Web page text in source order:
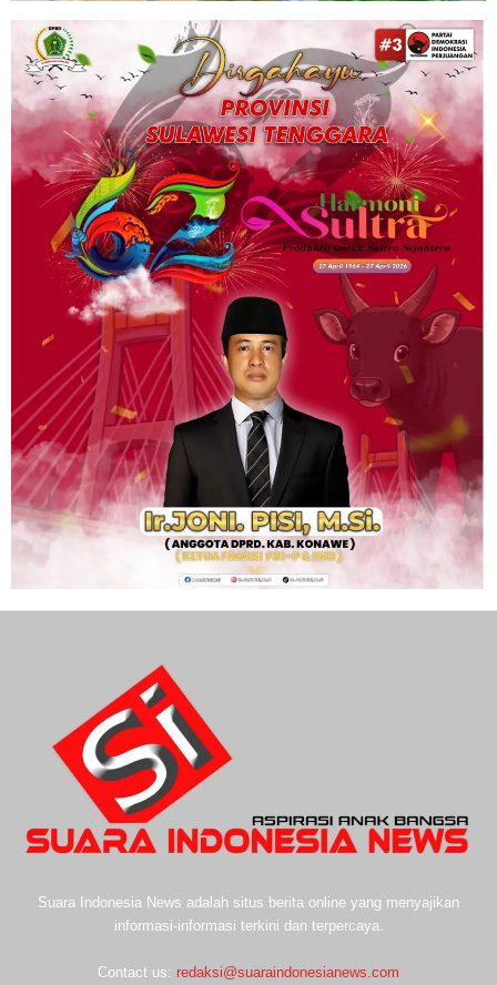
Suara Indonesia News adalah situs berita online yang menyajikan
informasi-informasi terkini dan terpercaya.
Contact us: redaksi@suaraindonesianews.com